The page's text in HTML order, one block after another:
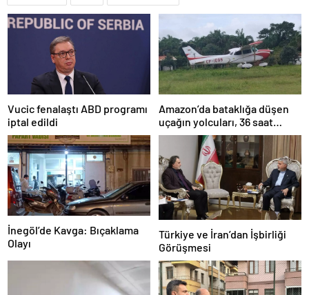
Vucic fenalaştı ABD programı
iptal edildi
Amazon’da bataklığa düşen
uçağın yolcuları, 36 saat
kurtarılmayı bekledi
İnegöl’de Kavga: Bıçaklama
Olayı
Türkiye ve İran’dan İşbirliği
Görüşmesi